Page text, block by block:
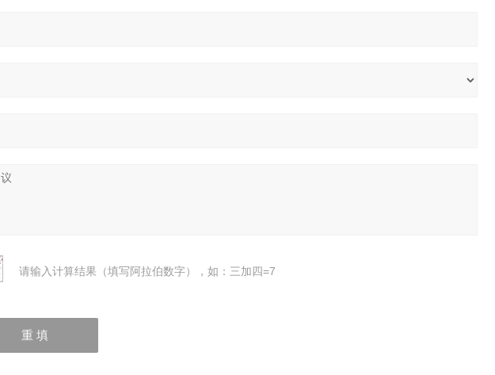
请输入计算结果（填写阿拉伯数字），如：三加四=7